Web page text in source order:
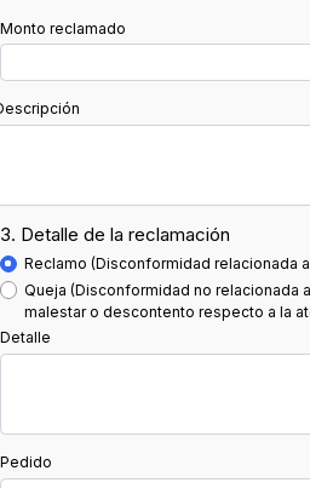
Monto reclamado
3. Detalle de la reclamación
Reclamo (Disconformidad relacionada
Queja (Disconformidad no relacionada
malestar o descontento respecto a la
Detalle
Pedido